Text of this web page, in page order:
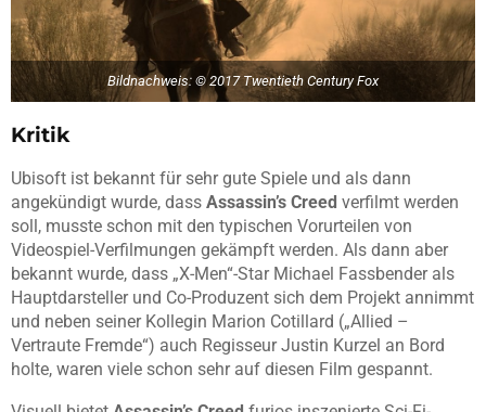
Bildnachweis: © 2017 Twentieth Century Fox
Kritik
Ubisoft ist bekannt für sehr gute Spiele und als dann
angekündigt wurde, dass Assassin’s Creed verfilmt werden
soll, musste schon mit den typischen Vorurteilen von
Videospiel-Verfilmungen gekämpft werden. Als dann aber
bekannt wurde, dass „X-Men“-Star Michael Fassbender als
Hauptdarsteller und Co-Produzent sich dem Projekt annimmt
und neben seiner Kollegin Marion Cotillard („Allied –
Vertraute Fremde“) auch Regisseur Justin Kurzel an Bord
holte, waren viele schon sehr auf diesen Film gespannt.